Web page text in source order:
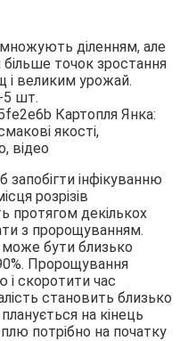
діленням, але
точок зростання
і великим урожай.
5 шт.
інфікуванню
розрізів
протягом декількох
з пророщуванням.
може бути близько
Пророщування
і скоротити час
становить близько
на кінець
потрібно на початку